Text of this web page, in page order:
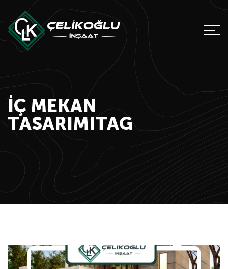
IÇ MEKAN
TASARIMITAG